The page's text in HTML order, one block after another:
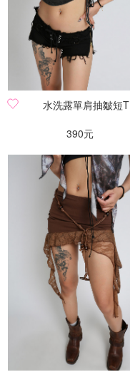
水洗露單肩抽皺短T
390元